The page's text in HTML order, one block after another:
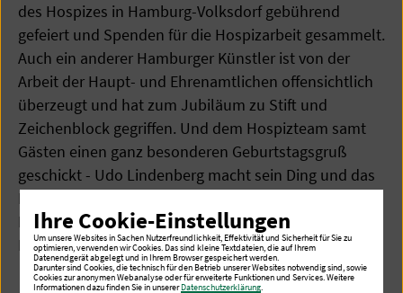
des Hospizes in Hamburg-Volksdorf gebührend
gefeiert und Spenden für die Hospizarbeit gesammelt.
Auch ein anderer Hamburger Künstler ist von der
Arbeit der Haupt- und Ehrenamtlichen offensichtlich
überzeugt und hat zum Jubiläum zu Stift und
Zeichenblock gegriffen. Und dem Hospizteam samt
Gästen einen ganz besonderen Geburtstagsgruß
geschickt - Udo Lindenberg macht sein Ding und das
Diakonie Hospiz Volksdorf sagt im Namen aller Gäste,
Mitarbeitenden und Ehrenamtlichen herzlich
Dankeschön! :-)
Ihre Cookie-Einstellungen
Um unsere Websites in Sachen Nutzerfreundlichkeit, Effektivität und Sicherheit für Sie zu
optimieren, verwenden wir Cookies. Das sind kleine Textdateien, die auf Ihrem
Datenendgerät abgelegt und in Ihrem Browser gespeichert werden.
Darunter sind Cookies, die technisch für den Betrieb unserer Websites notwendig sind, sowie
Cookies zur anonymen Webanalyse oder für erweiterte Funktionen und Services. Weitere
Informationen dazu finden Sie in unsererDatenschutzerklärung.